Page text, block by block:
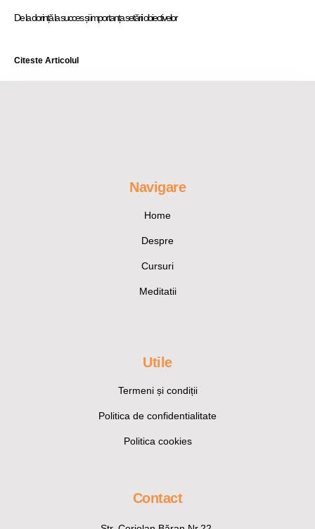
De la dorință la succes și importanța setării obiectivelor
Citeste Articolul
Navigare
Home
Despre
Cursuri
Meditatii
Utile
Termeni și condiții
Politica de confidentialitate
Politica cookies
Contact